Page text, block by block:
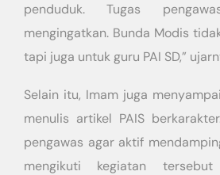
penduduk. Tugas
mengingatkan. Bunda Modis
tapi juga untuk guru PAI SD,”
Selain itu, Imam juga
menulis artikel PAIS
pengawas agar aktif
mengikuti kegiatan